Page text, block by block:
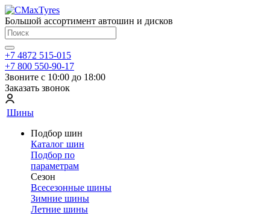
Большой ассортимент автошин и дисков
+7 4872 515-015
+7 800 550-90-17
Звоните с 10:00 до 18:00
Заказать звонок
Шины
Подбор шин
Каталог шин
Подбор по
параметрам
Сезон
Всесезонные шины
Зимние шины
Летние шины